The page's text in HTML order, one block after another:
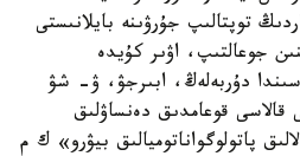
توپتالىپ جۇرۋىنە بايلانىستى
جوعالتىپ، اۋىر كۇيدە
دۇربەلەڭ، ابىرجۋ، ۋ- شۋ
قوعامدىق دەنساۋلىق
پاتولوگواناتوميالىق بيۋرو» ك م